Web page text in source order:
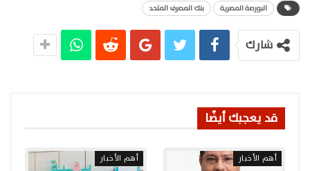
البورصة المصرية بنك المصرف المتحد
شارك
قد يعجبك أيضًا
أهم الأخبار أهم الأخبار